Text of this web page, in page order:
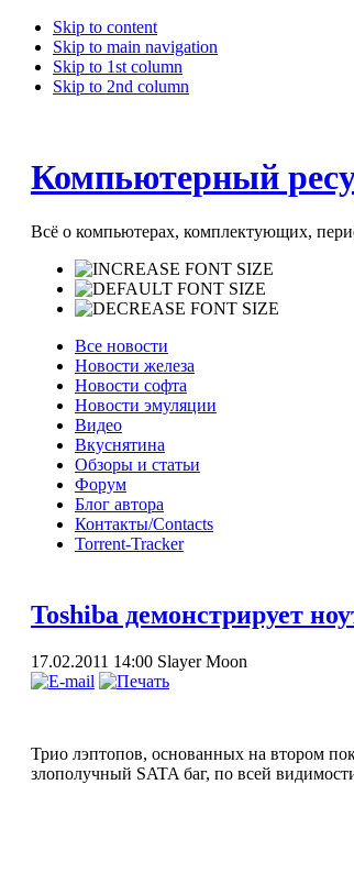
Skip to content
Skip to main navigation
Skip to 1st column
Skip to 2nd column
Компьютерный
Всё о компьютерах, комплектующих,
Все новости
Новости железа
Новости софта
Новости эмуляции
Видео
Вкуснятина
Обзоры и статьи
Форум
Блог автора
Контакты/Contacts
Torrent-Tracker
Toshiba демонстрирует
17.02.2011 14:00 Slayer Moon
Трио лэптопов, основанных на втором
злополучный SATA баг, по всей